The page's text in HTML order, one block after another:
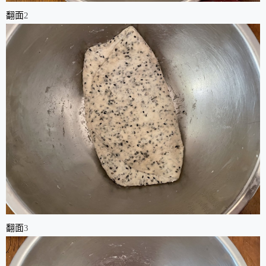
翻面2
翻面3